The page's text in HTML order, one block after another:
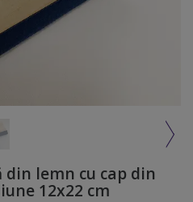
lemn cu cap din
12x22 cm